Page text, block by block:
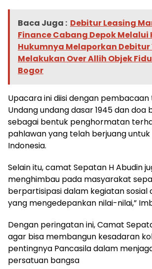
Baca Juga : Debitur Leasing
Finance Cabang Depok Melalui
Hukumnya Melaporkan Debitur
Melakukan Over Allih Objek
Bogor
Upacara ini diisi dengan pembacaan
Undang undang dasar 1945 dan doa
sebagai bentuk penghormatan
pahlawan yang telah berjuang
Indonesia.
Selain itu, camat Sepatan H Abudin
menghimbau pada masyarakat
berpartisipasi dalam kegiatan sosial
yang mengedepankan nilai-nilai,”
Dengan peringatan ini, Camat
agar bisa membangun kesadaran
pentingnya Pancasila dalam
persatuan bangsa